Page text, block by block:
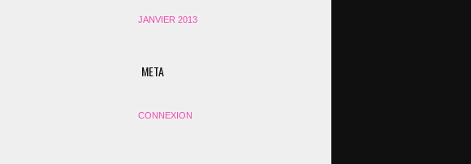
JANVIER 2013
META
CONNEXION